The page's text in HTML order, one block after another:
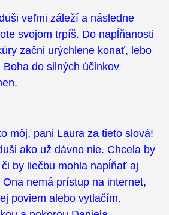
veľmi záleží a následne
svojom trpíš. Do napĺňanosti
začni urýchlene konať, lebo
Boha do silných účinkov
môj, pani Laura za tieto slová!
ako už dávno nie. Chcela by
by liečbu mohla napĺňať aj
nemá prístup na internet,
poviem alebo vytlačím.